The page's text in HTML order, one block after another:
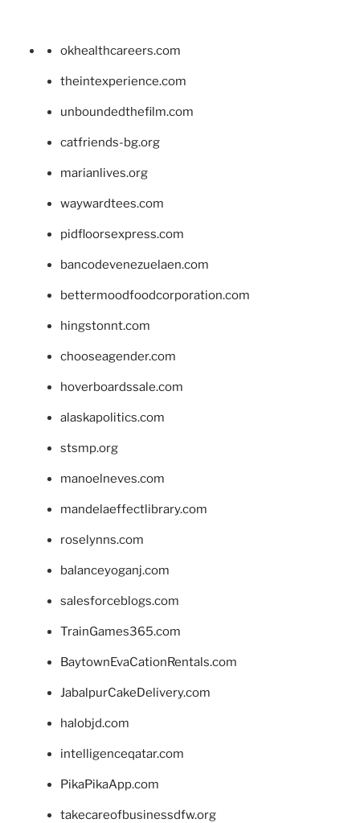
okhealthcareers.com
theintexperience.com
unboundedthefilm.com
catfriends-bg.org
marianlives.org
waywardtees.com
pidfloorsexpress.com
bancodevenezuelaen.com
bettermoodfoodcorporation.com
hingstonnt.com
chooseagender.com
hoverboardssale.com
alaskapolitics.com
stsmp.org
manoelneves.com
mandelaeffectlibrary.com
roselynns.com
balanceyoganj.com
salesforceblogs.com
TrainGames365.com
BaytownEvaCationRentals.com
JabalpurCakeDelivery.com
halobjd.com
intelligenceqatar.com
PikaPikaApp.com
takecareofbusinessdfw.org